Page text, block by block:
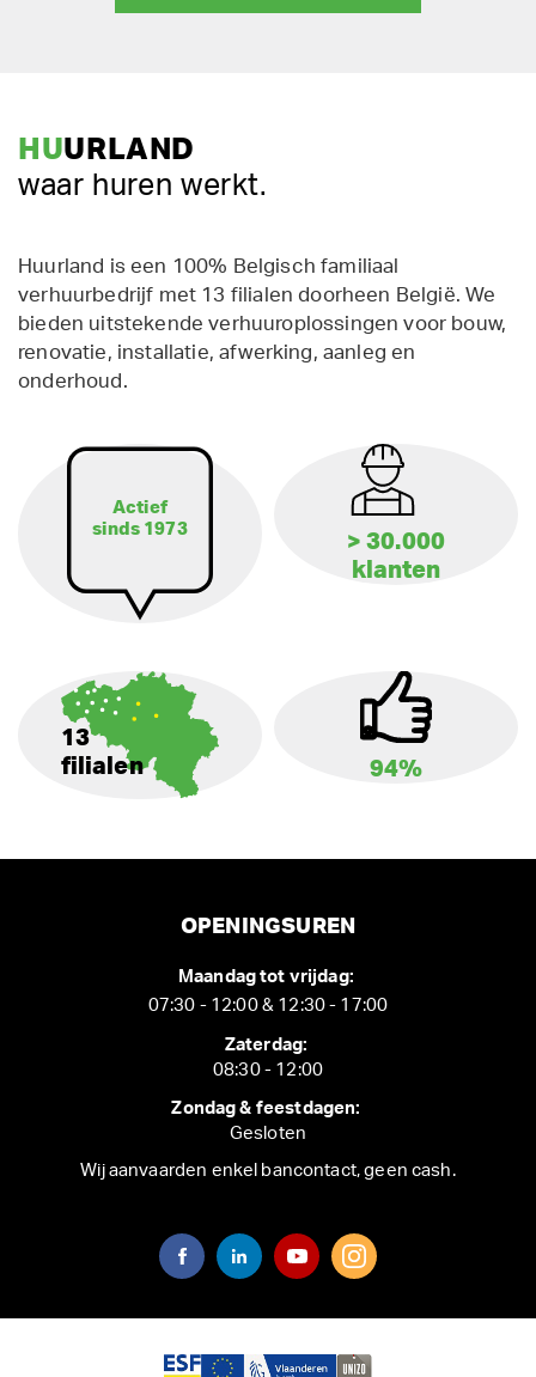
HUURLAND
waar huren werkt.
Huurland is een 100% Belgisch familiaal
verhuurbedrijf met 13 filialen doorheen België. We
bieden uitstekende verhuuroplossingen voor bouw,
renovatie, installatie, afwerking, aanleg en
onderhoud.
Actief
sinds 1973
> 30.000
klanten
13
filialen
94%
OPENINGSUREN
Maandag tot vrijdag:
07:30 - 12:00 & 12:30 - 17:00
Zaterdag:
08:30 - 12:00
Zondag & feestdagen:
Gesloten
Wij aanvaarden enkel bancontact, geen cash.